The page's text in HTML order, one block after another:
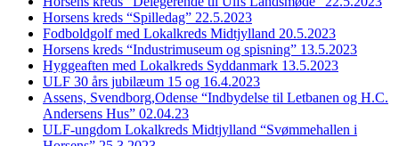
Horsens kreds “Spilledag” 22.5.2023
Fodboldgolf med Lokalkreds Midtjylland 20.5.2023
Horsens kreds “Industrimuseum og spisning” 13.5.2023
Hyggeaften med Lokalkreds Syddanmark 13.5.2023
ULF 30 års jubilæum 15 og 16.4.2023
Assens, Svendborg,Odense “Indbydelse til Letbanen og H.C.
Andersens Hus” 02.04.23
ULF-ungdom Lokalkreds Midtjylland “Svømmehallen i